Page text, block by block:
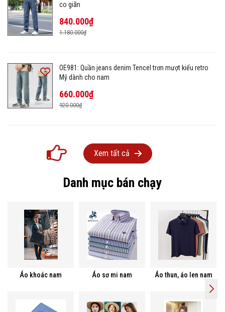
co giãn
840.000₫
1.180.000₫
OE981: Quần jeans denim Tencel trơn mượt kiểu retro
Mỹ dành cho nam
660.000₫
920.000₫
Xem tất cả
Danh mục bán chạy
Áo khoác nam Áo sơ mi nam Áo thun, áo len nam